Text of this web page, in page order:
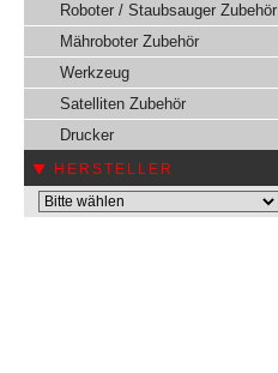
Roboter / Staubsauger Zubehör
Mähroboter Zubehör
Werkzeug
Satelliten Zubehör
Drucker
HERSTELLER